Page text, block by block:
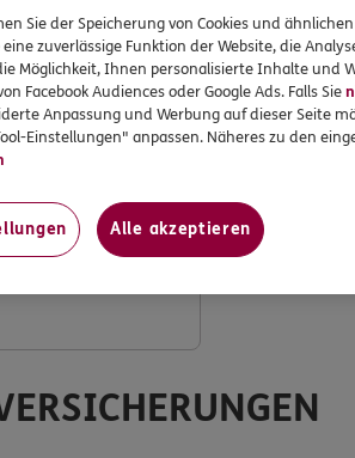
Festzuschuss
Sie der Speicherung von Cookies und
zuverlässige Funktion der Website, die
Möglichkeit, Ihnen personalisierte Inhalte und
Facebook Audiences oder Google Ads. Falls Sie
Anpassung und Werbung auf dieser Seite
Einstellungen" anpassen. Näheres zu den
Alle akzeptieren